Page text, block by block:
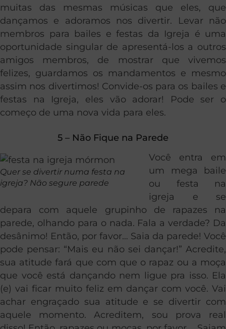
muitas das mesmas músicas que eles, que
dançamos e adoramos nos divertir. Levar não
membros para bailes e festas da Igreja é uma
oportunidade singular de apresentá-los a outros
amigos membros, de mostrar que vivemos
felizes, guardamos os mandamentos e mesmo
assim nos divertimos! Convide-os para os bailes e
festas na Igreja, eles vão adorar! Pode ser o
começo de uma nova vida para eles.
5 – Não Fique na Parede
Quer se divertir numa festa na
igreja? Não segure parede
Você entra em
um mega baile
ou festa na
igreja e se
depara com aquele grupinho de rapazes na
parede, olhando para o nada. Fala a verdade? Da
desânimo! Então, por favor… Saia da parede! Você
pode pensar: “Mais eu não sei dançar!” Acredite,
sua atitude fará que com que o rapaz ou a moça
que você está dançando nem ligue pra isso. Ela
(e) vai ficar muito feliz em dançar com você. Vai
achar engraçado sua atitude e se divertir com
aquele momento. Acreditem, sou prova real